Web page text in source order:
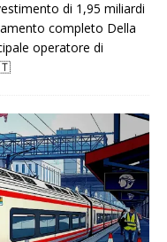
di 1,95 miliardi
completo Della
operatore di